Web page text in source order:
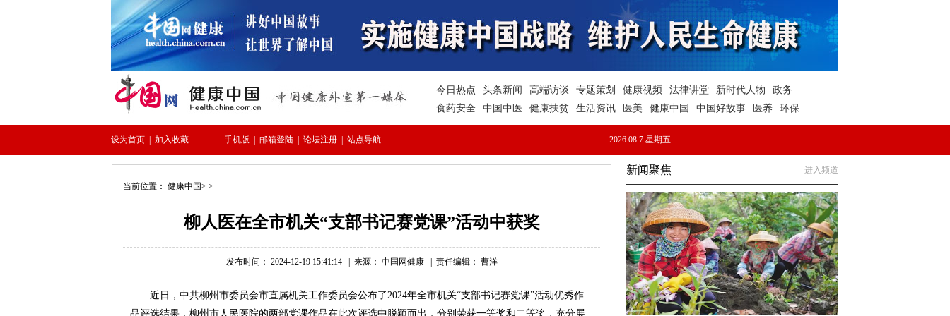
当前位置： 健康中国> >
柳人医在全市机关“支部书记赛党课”活动中获奖
发布时间： 2024-12-19 15:41:14 来源： 中国网健康 责任编辑： 曹洋
近日，中共柳州市委员会市直属机关工作委员会公布了2024年全市机关“支部书记赛党课”活动优秀作
品评选结果，柳州市人民医院的两部党课作品在此次评选中脱颖而出，分别荣获一等奖和二等奖，充分展